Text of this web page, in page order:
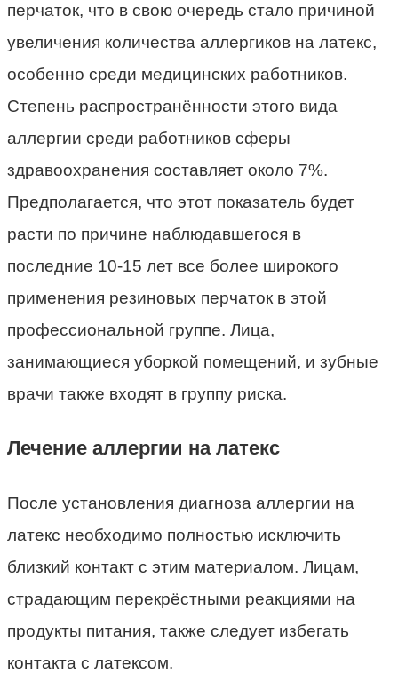
перчаток, что в свою очередь стало причиной
увеличения количества аллергиков на латекс,
особенно среди медицинских работников.
Степень распространённости этого вида
аллергии среди работников сферы
здравоохранения составляет около 7%.
Предполагается, что этот показатель будет
расти по причине наблюдавшегося в
последние 10-15 лет все более широкого
применения резиновых перчаток в этой
профессиональной группе. Лица,
занимающиеся уборкой помещений, и зубные
врачи также входят в группу риска.
Лечение аллергии на латекс
После установления диагноза аллергии на
латекс необходимо полностью исключить
близкий контакт с этим материалом. Лицам,
страдающим перекрёстными реакциями на
продукты питания, также следует избегать
контакта с латексом.